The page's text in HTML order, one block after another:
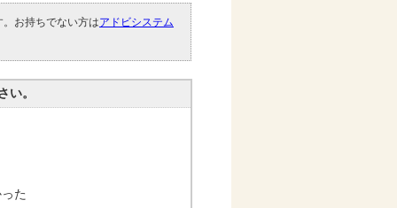
お持ちでない方はアドビシステム
い。
た